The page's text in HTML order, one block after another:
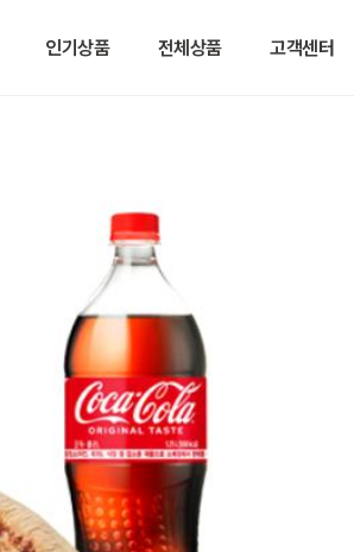
인기상품 전체상품 고객센터